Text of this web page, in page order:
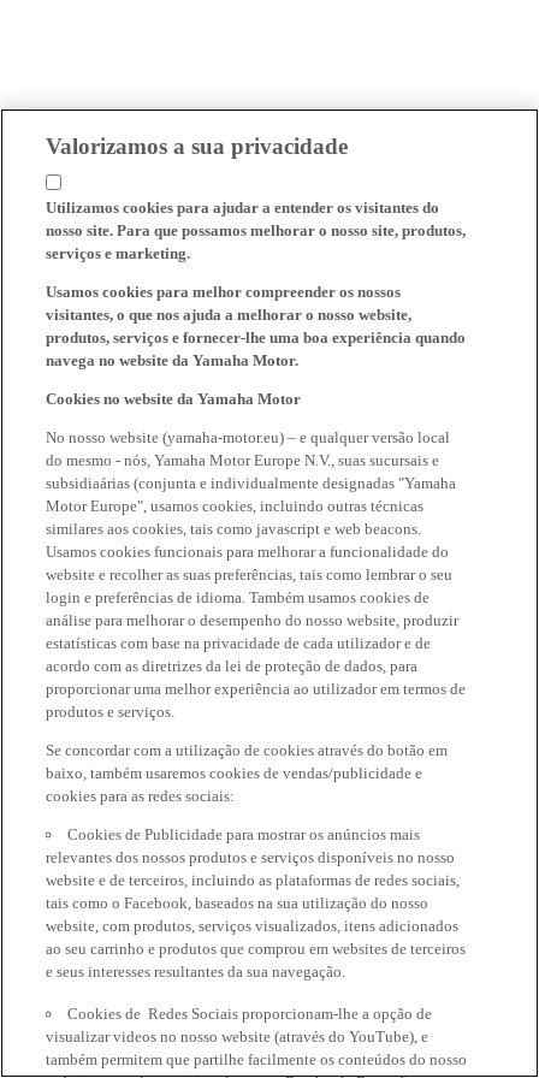
Valorizamos a sua privacidade
Utilizamos cookies para ajudar a entender os visitantes do
nosso site. Para que possamos melhorar o nosso site, produtos,
serviços e marketing.
Usamos cookies para melhor compreender os nossos
visitantes, o que nos ajuda a melhorar o nosso website,
produtos, serviços e fornecer-lhe uma boa experiência quando
navega no website da Yamaha Motor.
Cookies no website da Yamaha Motor
No nosso website (yamaha-motor.eu) – e qualquer versão local
do mesmo - nós, Yamaha Motor Europe N.V., suas sucursais e
subsidiaárias (conjunta e individualmente designadas "Yamaha
Motor Europe", usamos cookies, incluindo outras técnicas
similares aos cookies, tais como javascript e web beacons.
Usamos cookies funcionais para melhorar a funcionalidade do
website e recolher as suas preferências, tais como lembrar o seu
login e preferências de idioma. Também usamos cookies de
análise para melhorar o desempenho do nosso website, produzir
estatísticas com base na privacidade de cada utilizador e de
acordo com as diretrizes da lei de proteção de dados, para
proporcionar uma melhor experiência ao utilizador em termos de
produtos e serviços.
Se concordar com a utilização de cookies através do botão em
baixo, também usaremos cookies de vendas/publicidade e
cookies para as redes sociais:
Cookies de Publicidade para mostrar os anúncios mais
relevantes dos nossos produtos e serviços disponíveis no nosso
website e de terceiros, incluindo as plataformas de redes sociais,
tais como o Facebook, baseados na sua utilização do nosso
website, com produtos, serviços visualizados, itens adicionados
ao seu carrinho e produtos que comprou em websites de terceiros
e seus interesses resultantes da sua navegação.
Cookies de Redes Sociais proporcionam-lhe a opção de
visualizar videos no nosso website (através do YouTube), e
também permitem que partilhe facilmente os conteúdos do nosso